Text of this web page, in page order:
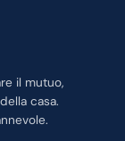
il mutuo,
casa.